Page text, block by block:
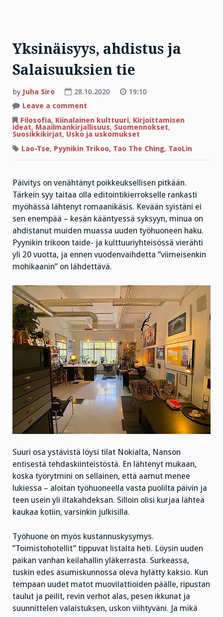
Yksinäisyys, ahdistus ja
Salaisuuksien tie
by Juha Siro 28.10.2020
19:10
Leave a comment
ahdistus
ja
Salaisuuksien
tie
Filosofia, Kiinalainen kulttuuri, Kirjoittamisen
ideat, Maailmankirjallisuus, Suomennokset,
Suosikkikirjat, Usko ja uskomukset
Lao-Tse, Pyynikin Trikoo, Tao The Ching, TaoLin
Päivitys on venähtänyt poikkeuksellisen pitkään.
Tärkein syy taitaa olla editointikierrokselle rankasti
myöhässä lähtenyt romaanikäsis. Kevään syistäni ei
sen enempää – kesän kääntyessä syksyyn, minua on
ahdistanut muiden muassa uuden työhuoneen haku.
Pyynikin trikoon taide- ja kulttuuriyhteisössä vierähti
yli 20 vuotta, ja ennen vuodenvaihdetta ”viimeisenkin
mohikaanin” on lähdettävä.
Suuri osa ystävistä löysi tilat Nokialta, Nanson
entisestä tehdaskiinteistöstä. En lähtenyt mukaan,
koska työrytmini on sellainen, että aamut menee
lukiessa – aloitan työhuoneella vasta puolilta päivin ja
teen usein yli iltakahdeksan. Silloin olisi kurjaa lähteä
kaukaa kotiin, varsinkin julkisilla.
Työhuone on myös kustannuskysymys.
”Toimistohotellit” tippuvat listalta heti. Löysin uuden
paikan vanhan keilahallin yläkerrasta. Surkeassa,
tuskin edes asumiskunnossa oleva hylätty kaksio. Kun
tempaan uudet matot muovilattioiden päälle, ripustan
taulut ja peilit, revin verhot alas, pesen ikkunat ja
suunnittelen valaistuksen, uskon viihtyväni. Ja mikä